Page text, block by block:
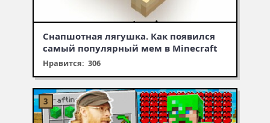
Снапшотная лягушка. Как появился
самый популярный мем в Minecraft
Нравится: 306